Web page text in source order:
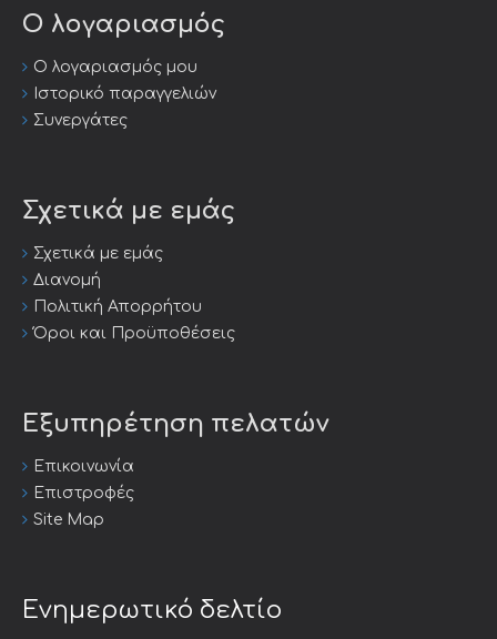
Ο λογαριασμός
Ο λογαριασμός μου
Ιστορικό παραγγελιών
Συνεργάτες
Σχετικά με εμάς
Σχετικά με εμάς
Διανομή
Πολιτική Απορρήτου
Όροι και Προϋποθέσεις
Εξυπηρέτηση πελατών
Επικοινωνία
Επιστροφές
Site Map
Ενημερωτικό δελτίο